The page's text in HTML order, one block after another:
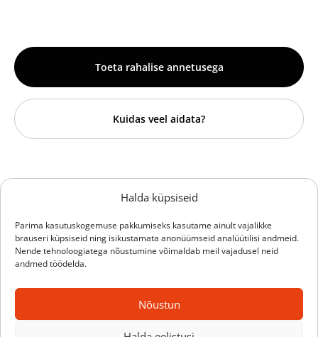
Halda küpsiseid
Parima kasutuskogemuse pakkumiseks kasutame ainult vajalikke
brauseri küpsiseid ning isikustamata anonüümseid analüütilisi andmeid.
Nende tehnoloogiatega nõustumine võimaldab meil vajadusel neid
andmed töödelda.
Nõustun
Toeta rahalise annetusega
Kuidas veel aidata?
Sihtasutus Hille Tänavsuu
Reg.nr 90012656
info@kingitudelu.ee